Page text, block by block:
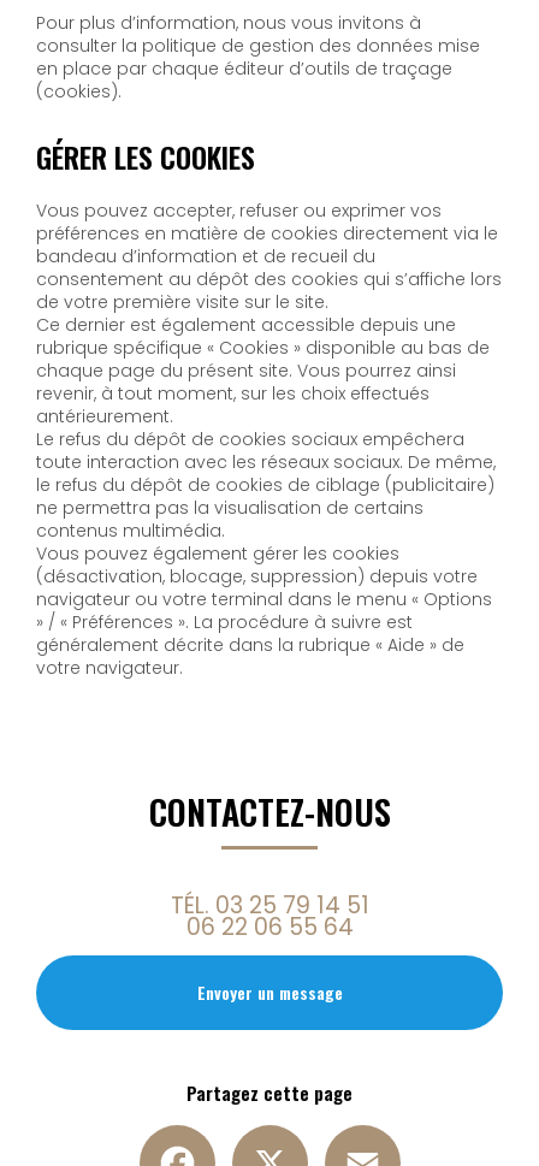
Pour plus d’information, nous vous invitons à
consulter la politique de gestion des données mise
en place par chaque éditeur d’outils de traçage
(cookies).
GÉRER LES COOKIES
Vous pouvez accepter, refuser ou exprimer vos
préférences en matière de cookies directement via le
bandeau d’information et de recueil du
consentement au dépôt des cookies qui s’affiche lors
de votre première visite sur le site.
Ce dernier est également accessible depuis une
rubrique spécifique « Cookies » disponible au bas de
chaque page du présent site. Vous pourrez ainsi
revenir, à tout moment, sur les choix effectués
antérieurement.
Le refus du dépôt de cookies sociaux empêchera
toute interaction avec les réseaux sociaux. De même,
le refus du dépôt de cookies de ciblage (publicitaire)
ne permettra pas la visualisation de certains
contenus multimédia.
Vous pouvez également gérer les cookies
(désactivation, blocage, suppression) depuis votre
navigateur ou votre terminal dans le menu « Options
» / « Préférences ». La procédure à suivre est
généralement décrite dans la rubrique « Aide » de
votre navigateur.
CONTACTEZ-NOUS
TÉL. 03 25 79 14 51
06 22 06 55 64
Envoyer un message
Partagez cette page
Facebook